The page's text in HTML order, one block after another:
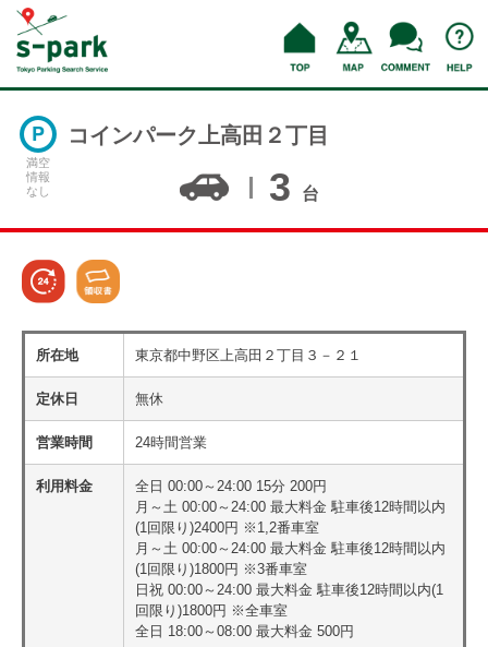
満空
情報
なし
コインパーク上高田２丁目
3 台
所在地 東京都中野区上高田２丁目３－２１
定休日 無休
営業時間 24時間営業
利用料金
全日 00:00～24:00 15分 200円
月～土 00:00～24:00 最大料金 駐車後12時間以内
(1回限り)2400円 ※1,2番車室
月～土 00:00～24:00 最大料金 駐車後12時間以内
(1回限り)1800円 ※3番車室
日祝 00:00～24:00 最大料金 駐車後12時間以内(1
回限り)1800円 ※全車室
全日 18:00～08:00 最大料金 500円